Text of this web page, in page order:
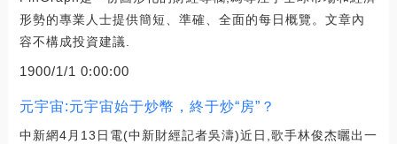
形勢的專業人士提供簡短、準確、全面的每日概覽。文章內
容不構成投資建議.
1900/1/1 0:00:00
元宇宙:元宇宙始于炒幣，終于炒“房”？
中新網4月13日電(中新財經記者吳濤)近日,歌手林俊杰曬出一